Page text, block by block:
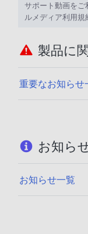
サポート動画をご
ルメディア利用規
製品に
重要なお知らせ
お知ら
お知らせ一覧